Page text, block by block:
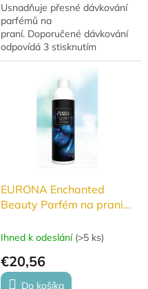
Usnadňuje přesné dávkování
parfémů na
praní. Doporučené dávkování
odpovídá 3 stisknutím
pumpičky.
EURONA Enchanted
Beauty Parfém na pranie,
Ihned k odeslání (>5 ks)
€20,56
Do košíka